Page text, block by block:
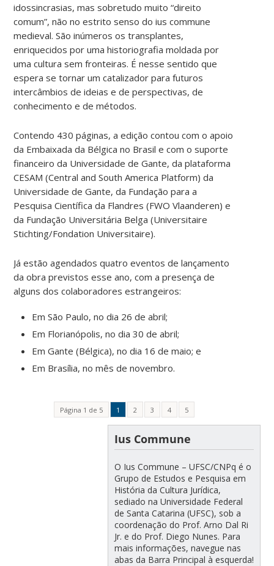
idossincrasias, mas sobretudo muito “direito
comum”, não no estrito senso do ius commune
medieval. São inúmeros os transplantes,
enriquecidos por uma historiografia moldada por
uma cultura sem fronteiras. É nesse sentido que
espera se tornar um catalizador para futuros
intercâmbios de ideias e de perspectivas, de
conhecimento e de métodos.
Contendo 430 páginas, a edição contou com o apoio
da Embaixada da Bélgica no Brasil e com o suporte
financeiro da Universidade de Gante, da plataforma
CESAM (Central and South America Platform) da
Universidade de Gante, da Fundação para a
Pesquisa Científica da Flandres (FWO Vlaanderen) e
da Fundação Universitária Belga (Universitaire
Stichting/Fondation Universitaire).
Já estão agendados quatro eventos de lançamento
da obra previstos esse ano, com a presença de
alguns dos colaboradores estrangeiros:
Em São Paulo, no dia 26 de abril;
Em Florianópolis, no dia 30 de abril;
Em Gante (Bélgica), no dia 16 de maio; e
Em Brasília, no mês de novembro.
Página 1 de 5 1 2 3 4 5
Ius Commune
O Ius Commune – UFSC/CNPq é o
Grupo de Estudos e Pesquisa em
História da Cultura Jurídica,
sediado na Universidade Federal
de Santa Catarina (UFSC), sob a
coordenação do Prof. Arno Dal Ri
Jr. e do Prof. Diego Nunes. Para
mais informações, navegue nas
abas da Barra Principal à esquerda!